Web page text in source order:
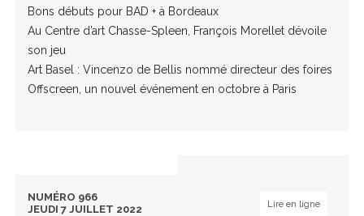
Bons débuts pour BAD + à Bordeaux
Au Centre d’art Chasse-Spleen, François Morellet dévoile
son jeu
Art Basel : Vincenzo de Bellis nommé directeur des foires
Offscreen, un nouvel événement en octobre à Paris
NUMÉRO 966
JEUDI 7 JUILLET 2022
Lire en ligne